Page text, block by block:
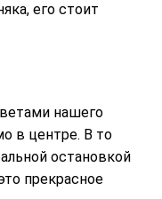
его стоит
нашего
в центре. В то
остановкой
прекрасное